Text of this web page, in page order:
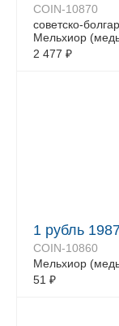
COIN-10870
советско-
Мельхиор
2 477 ₽
1 рубль
COIN-10860
Мельхиор
51 ₽